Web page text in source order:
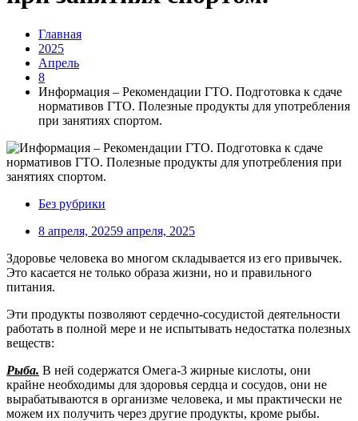
Главная
2025
Апрель
8
Информация – Рекомендации ГТО. Подготовка к сдаче
нормативов ГТО. Полезные продукты для употребления
при занятиях спортом.
Без рубрики
8 апреля, 20259 апреля, 2025
Здоровье человека во многом складывается из его привычек.
Это касается не только образа жизни, но и правильного
питания.
Эти продукты позволяют сердечно-сосудистой деятельности
работать в полной мере и не испытывать недостатка полезных
веществ:
Рыба. В ней содержатся Омега-3 жирные кислоты, они
крайне необходимы для здоровья сердца и сосудов, они не
вырабатываются в организме человека, и мы практически не
можем их получить через другие продукты, кроме рыбы.